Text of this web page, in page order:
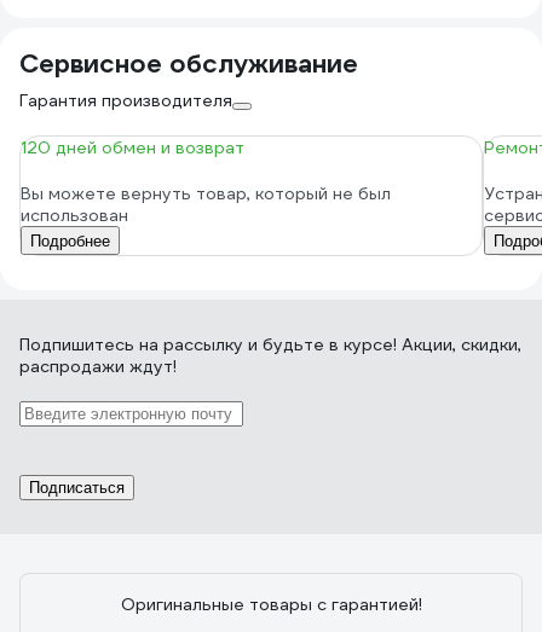
Сервисное обслуживание
Гарантия производителя
120 дней обмен и возврат
Вы можете вернуть товар, который не был
использован
Подробнее
Подпишитесь на рассылку и будьте в курсе! Акции, скидки,
распродажи ждут!
Подписаться
Оригинальные товары с гарантией!